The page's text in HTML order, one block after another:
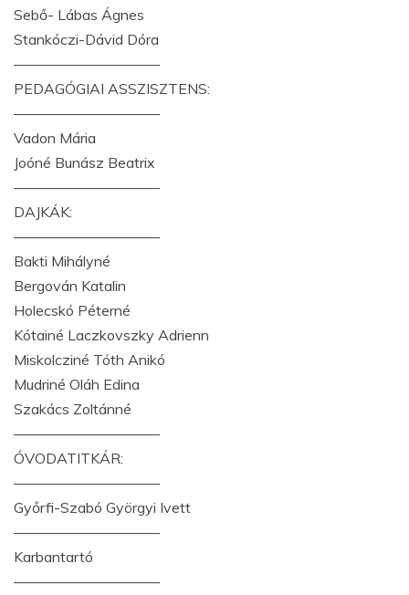
Sebő- Lábas Ágnes
Stankóczi-Dávid Dóra
——————————
PEDAGÓGIAI ASSZISZTENS:
——————————
Vadon Mária
Joóné Bunász Beatrix
——————————
DAJKÁK:
——————————
Bakti Mihályné
Bergován Katalin
Holecskó Péterné
Kótainé Laczkovszky Adrienn
Miskolcziné Tóth Anikó
Mudriné Oláh Edina
Szakács Zoltánné
——————————
ÓVODATITKÁR:
——————————
Győrfi-Szabó Györgyi Ivett
——————————
Karbantartó
——————————